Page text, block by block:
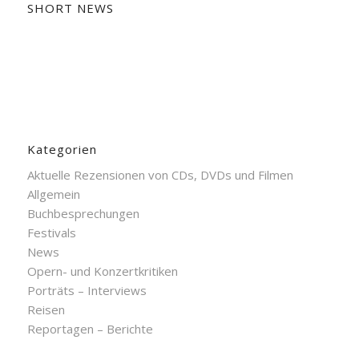
SHORT NEWS
Kategorien
Aktuelle Rezensionen von CDs, DVDs und Filmen
Allgemein
Buchbesprechungen
Festivals
News
Opern- und Konzertkritiken
Porträts – Interviews
Reisen
Reportagen – Berichte